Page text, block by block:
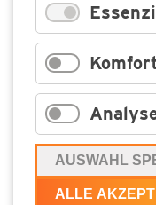
herschaukeln,
großen 350 Jahre
ganz großes
Lassan entdecken
Panoramablick
ersten Reihe erleben.
ZEMPINER
AUSWAHL
ALLE